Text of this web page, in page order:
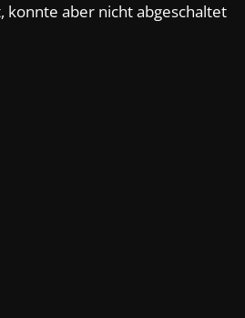
konnte aber nicht abgeschaltet